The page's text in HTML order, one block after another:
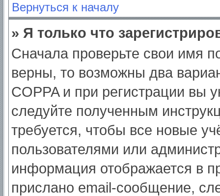
Вернуться к началу
» Я только что
Сначала проверьте свои имя
верны, то возможны два
COPPA и при регистрации вы
следуйте полученным
требуется, чтобы все новые
пользователями или
информация отображается в
прислано email-сообщение,